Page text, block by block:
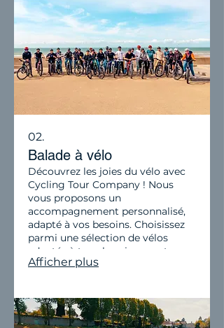
02.
Balade à vélo
Découvrez les joies du vélo avec
Cycling Tour Company ! Nous
vous proposons un
accompagnement personnalisé,
adapté à vos besoins. Choisissez
parmi une sélection de vélos
adaptés à tous les niveaux et
bénéficiez d’un encadrement et
Afficher plus